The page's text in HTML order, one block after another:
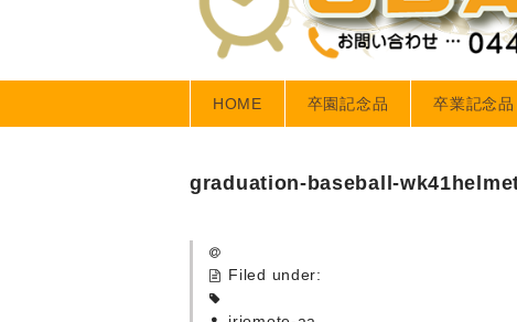
HOME 卒園記念品 卒業記念品
graduation-baseball-
Filed under: